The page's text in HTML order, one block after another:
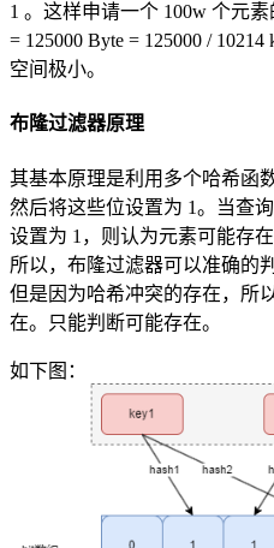
1 。这样申请一个 100w 个元
= 125000 Byte = 125000 /
空间极小。
布隆过滤器原理
其基本原理是利用多个哈希函
然后将这些位设置为 1。当查
设置为 1，则认为元素可能存
所以，布隆过滤器可以准确的
但是因为哈希冲突的存在，所
在。只能判断可能存在。
如下图：